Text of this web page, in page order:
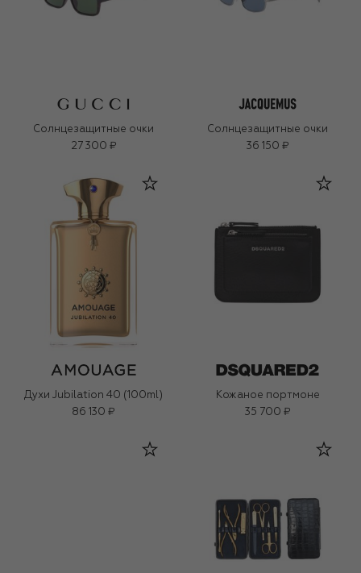
Солнцезащитные очки
27 300 ₽
Солнцезащитные очки
36 150 ₽
Духи Jubilation 40 (100ml)
86 130 ₽
Кожаное портмоне
35 700 ₽